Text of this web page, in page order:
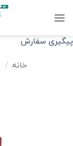
پیگیری سفارش
خانه /